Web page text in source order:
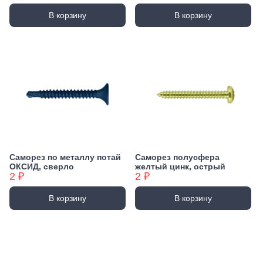
В корзину В корзину
Саморез по металлу потай
ОКСИД, сверло
2 ₽
В корзину
Саморез полусфера
желтый цинк, острый
2 ₽
В корзину